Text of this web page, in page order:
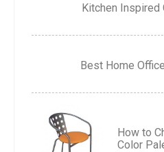
Kitchen Inspired
Best Home
How to
Color